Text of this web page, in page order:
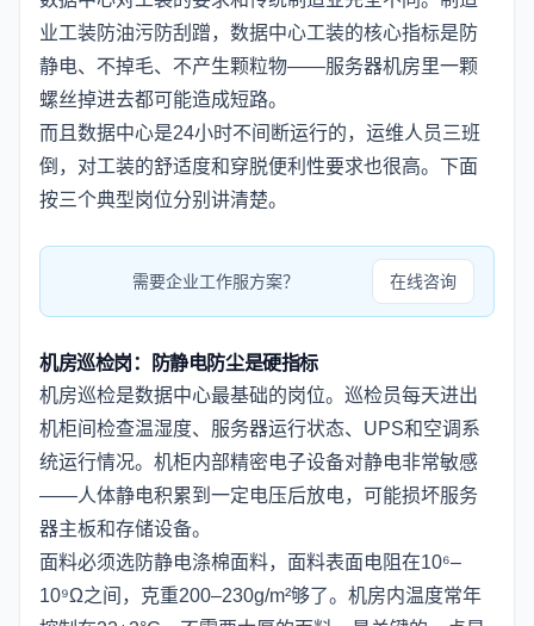
业工装防油污防刮蹭，数据中心工装的核心指标是防
静电、不掉毛、不产生颗粒物——服务器机房里一颗
螺丝掉进去都可能造成短路。
而且数据中心是24小时不间断运行的，运维人员三班
倒，对工装的舒适度和穿脱便利性要求也很高。下面
按三个典型岗位分别讲清楚。
需要企业工作服方案？ 在线咨询
机房巡检岗：防静电防尘是硬指标
机房巡检是数据中心最基础的岗位。巡检员每天进出
机柜间检查温湿度、服务器运行状态、UPS和空调系
统运行情况。机柜内部精密电子设备对静电非常敏感
——人体静电积累到一定电压后放电，可能损坏服务
器主板和存储设备。
面料必须选防静电涤棉面料，面料表面电阻在10⁶–
10⁹Ω之间，克重200–230g/m²够了。机房内温度常年